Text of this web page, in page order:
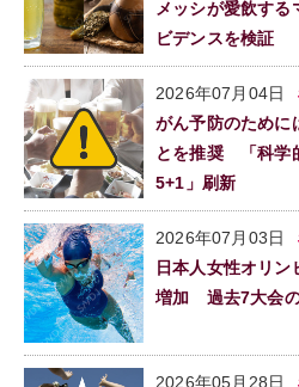
メッシが愛飲す
ビデンスを検証
2026年07月04日
がん予防のために
とを推奨 「科学
5+1」刷新
2026年07月03日
日本人女性オリン
増加 過去7大会
2026年05月28日